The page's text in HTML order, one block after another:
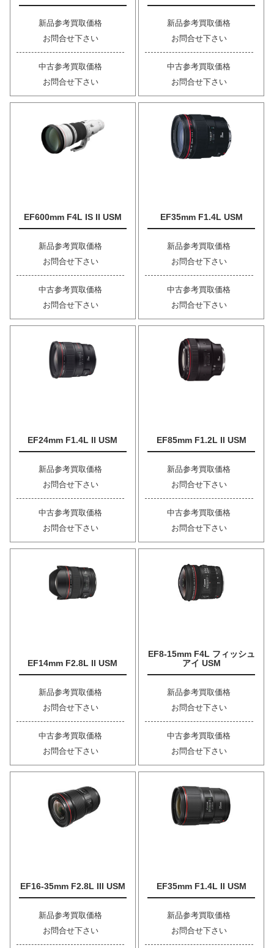
新品参考買取価格
お問合せ下さい
中古参考買取価格
お問合せ下さい
新品参考買取価格
お問合せ下さい
中古参考買取価格
お問合せ下さい
EF600mm F4L IS II USM
新品参考買取価格
お問合せ下さい
中古参考買取価格
お問合せ下さい
EF35mm F1.4L USM
新品参考買取価格
お問合せ下さい
中古参考買取価格
お問合せ下さい
EF24mm F1.4L II USM
新品参考買取価格
お問合せ下さい
中古参考買取価格
お問合せ下さい
EF85mm F1.2L II USM
新品参考買取価格
お問合せ下さい
中古参考買取価格
お問合せ下さい
EF14mm F2.8L II USM
新品参考買取価格
お問合せ下さい
中古参考買取価格
お問合せ下さい
EF8-15mm F4L フィッシュ
アイ USM
新品参考買取価格
お問合せ下さい
中古参考買取価格
お問合せ下さい
EF16-35mm F2.8L III USM
新品参考買取価格
お問合せ下さい
EF35mm F1.4L II USM
新品参考買取価格
お問合せ下さい